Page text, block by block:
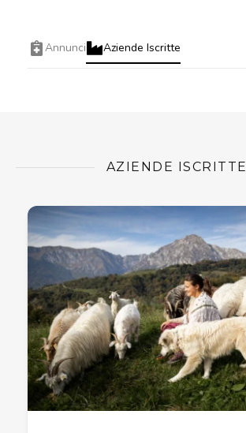
Annunci Aziende Iscritte
AZIENDE ISCRITTE